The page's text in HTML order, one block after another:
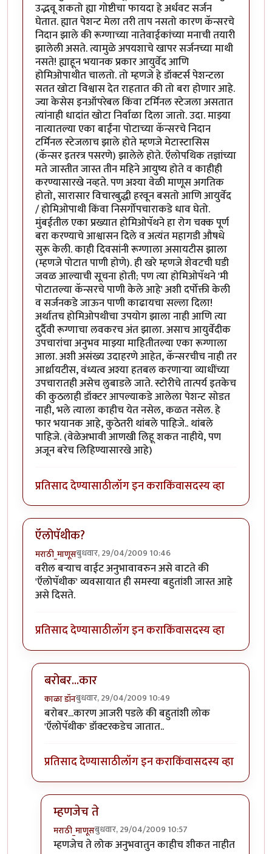
उद्भवू शकतो ह्या गोष्टीचा फायदा हे अर्धवट सर्जन
घेतात. ह्यात पेशन्ट मेला तरी ताप नसतो कारण कॅन्सरचे
निदान झाले की रूग्णाच्या नातेवाईकांच्या मनाची तयारी
झालेली असते. त्यामुळे अपयशाचे खापर सर्जनच्या माथी
नसते! ह्याहून भयानक प्रकार आयुर्वेद आणि
होमिओपाथीत चालतो. तो म्हणजे हे डॉक्टर्स पेशन्टला
सतत खोटा विश्वास देत राहतात की तो बरा होणार आहे.
ज्या केसेस इनऑपरेबल किंवा टर्मिनल स्टेजला असतात
त्यांनाही धादांत खोटा निर्वाळा दिला जातो. उदा. माझ्या
नात्यातल्या एका बाईंना पोटाच्या कॅन्सरचे निदान
टर्मिनल स्टेजलाच झाले होते म्हणजे मेटास्टासिस
(कॅन्सर इतरत्र पसरणे) झालेले होते. ऍलोपथिक तज्ञांच्या
मते जास्तीत जास्त तीन महिने आयुष्य होते व काहीही
करण्यासारखे नव्हते. पण अश्या वेळी माणूस अगतिक
होतो, सारासार विचारबुद्धी हरवून बसतो आणि आयुर्वेद
/ होमिओपाथी किंवा निसर्गोपचाराकडे धाव घेतो.
मुंबईतील एका प्रख्यात होमिओपॅथने हा रोग चक्क पूर्ण
बरा करण्याचे आश्वासन दिले व अत्यंत महागडी औषधे
सुरू केली. काही दिवसांनी रूग्णाला असायटीस झाला
(म्हणजे पोटात पाणी होणे). ही खरे म्हणजे शेवटची घडी
जवळ आल्याची सूचना होती; पण त्या होमिओपॅथने 'मी
पोटातल्या कॅन्सरचे पाणी केले आहे' अशी दर्पोक्ती केली
व सर्जनकडे जाऊन पाणी काढायचा सल्ला दिला!
अर्थातच होमिओपथीचा उपयोग झाला नाही आणि त्या
दुर्दैवी रूग्णाचा लवकरच अंत झाला. असाच आयुर्वेदीक
उपचारांचा अनुभव माझ्या माहितीतल्या एका रूग्णाला
आला. अशी असंख्य उदाहरणे आहेत, कॅन्सरचीच नाही तर
आर्थ्रायटीस, वंध्यत्व अश्या हतबल करणार्‍या व्याधींच्या
उपचारातही असेच लुबाडले जाते. स्टोरीचे तात्पर्य इतकेच
की कुठलाही डॉक्टर आपल्याकडे आलेला पेशन्ट सोडत
नाही, भले त्याला काहीच येत नसेल, कळत नसेल. हे
फार भयानक आहे, कुठेतरी थांबले पाहिजे.. थांबले
पाहिजे. (वेळेअभावी आणखी लिहू शकत नाहीये, पण
अजून बरेच लिहिण्यासारखे आहे)
प्रतिसाद देण्यासाठीलॉग इन कराकिंवासदस्य व्हा
ऍलोपॅथीक?
मराठी_माणूसबुधवार, 29/04/2009 10:46
वरील बर्‍याच वाईट अनुभावावरुन असे वाटते की
'ऍलोपॅथीक' व्यवसायात ही समस्या बहुतांशी जास्त आहे
असे दिसते.
प्रतिसाद देण्यासाठीलॉग इन कराकिंवासदस्य व्हा
बरोबर...कार
काळा डॉनबुधवार, 29/04/2009 10:49
In reply toऍलोपॅथीक?byमराठी_माणूस
बरोबर...कारण आजरी पडले की बहुतांशी लोक
'ऍलोपॅथीक' डॉक्टरकडेच जातात..
प्रतिसाद देण्यासाठीलॉग इन कराकिंवासदस्य व्हा
म्हणजेच ते
मराठी_माणूसबुधवार, 29/04/2009 10:57
In reply toबरोबर...कारbyकाळा डॉन
म्हणजेच ते लोक अनुभवातुन काहीच शीकत नाहीत